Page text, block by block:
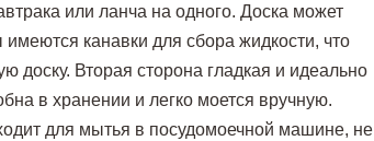
или ланча на одного. Доска может
канавки для сбора жидкости, что
доску. Вторая сторона гладкая и идеально
в хранении и легко моется вручную.
для мытья в посудомоечной машине, не